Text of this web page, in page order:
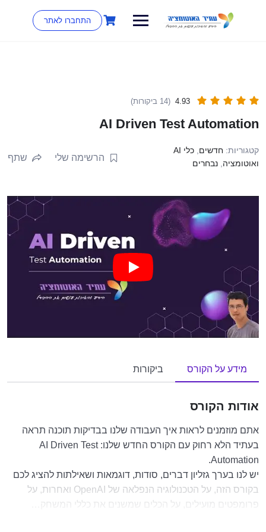
התחברו לאתר
4.93 (14 ביקורות)
AI Driven Test Automation
קטגוריות: חדשים
כלי AI
ואוטומציה נבחרים
הרשימה שלי שתף
מידע על הקורס ביקורות
אודות הקורס
אתם מוזמנים לראות איך העבודה שלנו בבדיקות תוכנה תראה
בעתיד הלא רחוק עם הקורס החדש שלנו: AI Driven Test
Automation.
יש לנו בערך גזליון דברים, סודות, דוגמאות ושאילתות להציג לכם
בקורס הזה, על הטכנולוגיה הנפלאה של OpenAI ואחרות, על
פרומפטים מועילים, על הכלים שמשנים את כללי המשחק…